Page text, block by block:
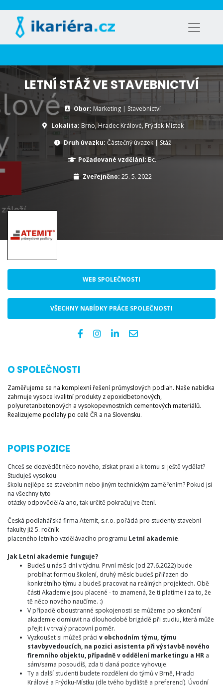
LETNÍ STÁŽ VE STAVEBNICTVÍ
Obor: Marketing | Stavebnictví
Lokalita: Brno, Hradec Králové, Frýdek-Místek
Druh úvazku: Částečný úvazek| Stáž
Požadované vzdělání: Bc.
Zveřejněno: 25. 5. 2022
WEB SPOLEČNOSTI
VŠECHNY NABÍDKY PRÁCE SPOLEČNOSTI
O SPOLEČNOSTI
Zaměřujeme se na komplexní řešení průmyslových podlah. Naše nabídka
zahrnuje vysoce kvalitní produkty z epoxidbetonových,
polyuretanbetonových a vysokopevnostních cementových materiálů.
Realizujeme podlahy po celé ČR a na Slovensku.
POPIS POZICE
Chceš se dozvědět něco nového, získat praxi a k tomu si ještě vydělat?
Studuješ vysokou
školu nejlépe se stavebním nebo jiným technickým zaměřením? Pokud jsi
na všechny tyto
otázky odpověděl/a ano, tak určitě pokračuj ve čtení.
Česká podlahářská firma Atemit, s.r.o. pořádá pro studenty stavební
fakulty již 5. ročník
placeného letního vzdělávacího programu Letní akademie.
Jak Letní akademie funguje?
Budeš u nás 5 dní v týdnu. První měsíc (od 27.6.2022) bude
probíhat formou školení, druhý měsíc budeš přiřazen do
konkrétního týmu a budeš pracovat na reálných projektech. Obě
části Akademie jsou placené - to znamená, že ti platíme i za to, že
tě něco nového naučíme. :)
V případě oboustranné spokojenosti se můžeme po skončení
akademie domluvit na dlouhodobé brigádě při studiu, která může
přejít i v trvalý pracovní poměr.
Vyzkoušet si můžeš práci v obchodním týmu, týmu
stavbyvedoucích, na pozici asistenta při výstavbě nového
firemního objektu, případně v oddělení marketingu a HR a
sám/sama posoudíš, zda ti daná pozice vyhovuje.
Ty a další studenti budete rozděleni do týmů v Brně, Hradci
Králové a Frýdku-Místku (dle tvého bydliště a preferencí). Úvodní